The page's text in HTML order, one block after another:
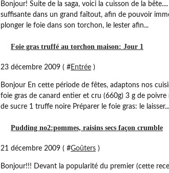
Bonjour! Suite de la saga, voici la cuisson de la
suffisante dans un grand faîtout, afin de pouvoir
plonger le foie dans son torchon, le lester afin...
Foie gras truffé au torchon maison: Jour 1
23 décembre 2009 ( #Entrée )
Bonjour En cette période de fêtes, adaptons nos
foie gras de canard entier et cru (660g) 3 g de
de sucre 1 truffe noire Préparer le foie gras: le laisser...
Pudding no2:pommes, raisins secs façon crumble
21 décembre 2009 ( #Goûters )
Bonjour!!! Devant la popularité du premier (cette